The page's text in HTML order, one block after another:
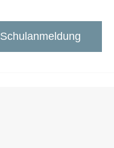
Schulanmeldung